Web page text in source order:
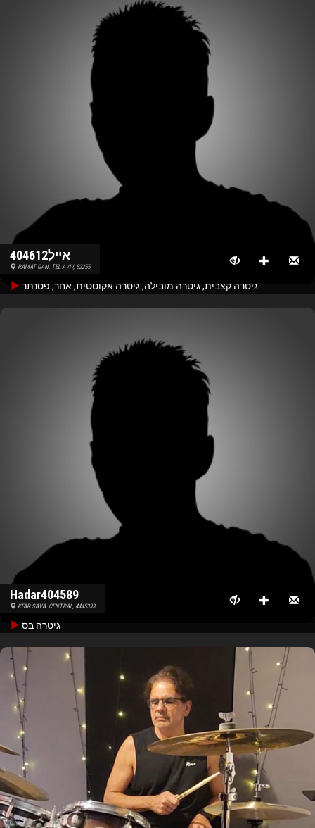
אייל404612
RAMAT GAN, TEL AVIV, 52255
גיטרה קצבית, גיטרה מובילה, גיטרה אקוסטית, אחר, פסנתר
Hadar404589
KFAR SAVA, CENTRAL, 4445333
גיטרה בס